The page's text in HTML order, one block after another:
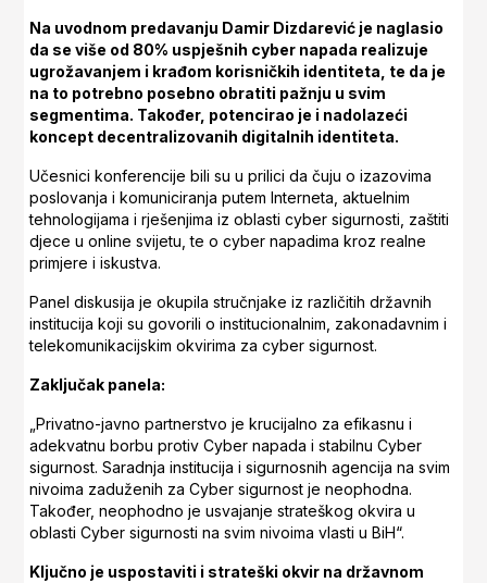
Na uvodnom predavanju Damir Dizdarević je naglasio
da se više od 80% uspješnih cyber napada realizuje
ugrožavanjem i krađom korisničkih identiteta, te da je
na to potrebno posebno obratiti pažnju u svim
segmentima. Također, potencirao je i nadolazeći
koncept decentralizovanih digitalnih identiteta.
Učesnici konferencije bili su u prilici da čuju o izazovima
poslovanja i komuniciranja putem Interneta, aktuelnim
tehnologijama i rješenjima iz oblasti cyber sigurnosti, zaštiti
djece u online svijetu, te o cyber napadima kroz realne
primjere i iskustva.
Panel diskusija je okupila stručnjake iz različitih državnih
institucija koji su govorili o institucionalnim, zakonadavnim i
telekomunikacijskim okvirima za cyber sigurnost.
Zaključak panela:
„Privatno-javno partnerstvo je krucijalno za efikasnu i
adekvatnu borbu protiv Cyber napada i stabilnu Cyber
sigurnost. Saradnja institucija i sigurnosnih agencija na svim
nivoima zaduženih za Cyber sigurnost je neophodna.
Također, neophodno je usvajanje strateškog okvira u
oblasti Cyber sigurnosti na svim nivoima vlasti u BiH“.
Ključno je uspostaviti i strateški okvir na državnom